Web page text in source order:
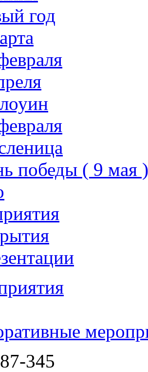
год
победы ( 9 мая )
345